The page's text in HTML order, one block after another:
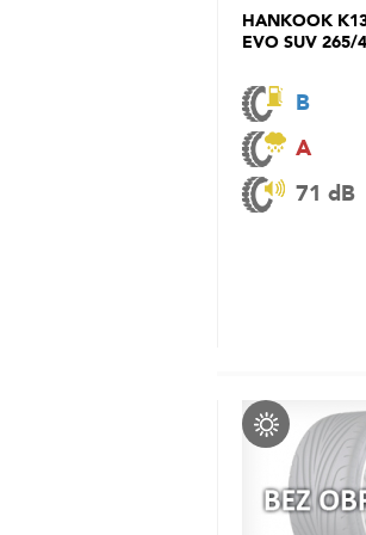
HANKOOK
EVO SUV 265/
B
A
71 dB